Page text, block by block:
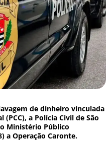
de dinheiro vinculada
a Polícia Civil de São
Ministério Público
a Operação Caronte.